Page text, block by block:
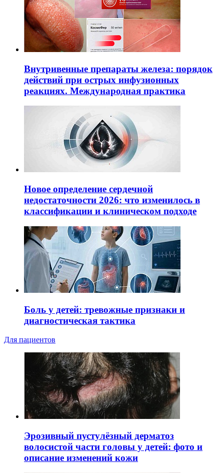
Внутривенные препараты железа: порядок
действий при острых инфузионных
реакциях. Международная практика
Новое определение сердечной
недостаточности 2026: что изменилось в
классификации и клиническом подходе
Боль у детей: тревожные признаки и
диагностическая тактика
Для пациентов
Эрозивный пустулёзный дерматоз
волосистой части головы у детей: фото и
описание изменений кожи